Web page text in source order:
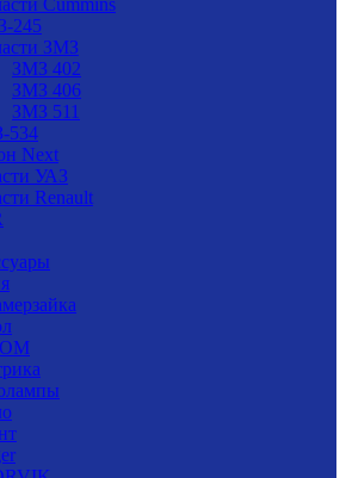
Cummins
245
ЗМЗ
ЗМЗ 402
ЗМЗ 406
ЗМЗ 511
534
Next
УАЗ
Renault